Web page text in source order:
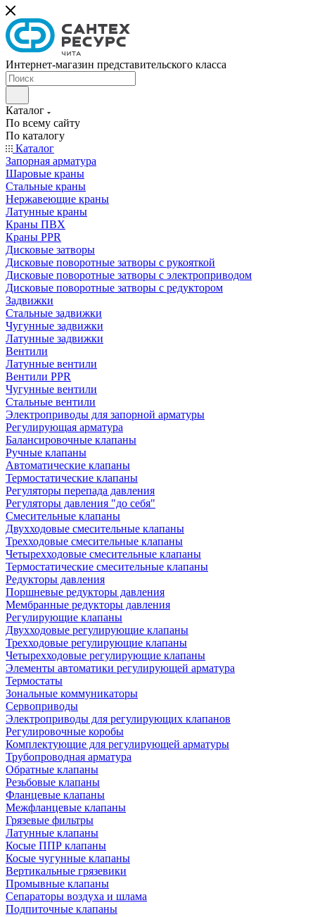
Интернет-магазин представительского класса
Каталог
По всему сайту
По каталогу
Каталог
Запорная арматура
Шаровые краны
Стальные краны
Нержавеющие краны
Латунные краны
Краны ПВХ
Краны PPR
Дисковые затворы
Дисковые поворотные затворы с рукояткой
Дисковые поворотные затворы с электроприводом
Дисковые поворотные затворы с редуктором
Задвижки
Стальные задвижки
Чугунные задвижки
Латунные задвижки
Вентили
Латунные вентили
Вентили PPR
Чугунные вентили
Стальные вентили
Электроприводы для запорной арматуры
Регулирующая арматура
Балансировочные клапаны
Ручные клапаны
Автоматические клапаны
Термостатические клапаны
Регуляторы перепада давления
Регуляторы давления "до себя"
Смесительные клапаны
Двухходовые смесительные клапаны
Трехходовые смесительные клапаны
Четырехходовые смесительные клапаны
Термостатические смесительные клапаны
Редукторы давления
Поршневые редукторы давления
Мембранные редукторы давления
Регулирующие клапаны
Двухходовые регулирующие клапаны
Трехходовые регулирующие клапаны
Четырехходовые регулирующие клапаны
Элементы автоматики регулирующей арматура
Термостаты
Зональные коммуникаторы
Сервоприводы
Электроприводы для регулирующих клапанов
Регулировочные коробы
Комплектующие для регулирующей арматуры
Трубопроводная арматура
Обратные клапаны
Резьбовые клапаны
Фланцевые клапаны
Межфланцевые клапаны
Грязевые фильтры
Латунные клапаны
Косые ППР клапаны
Косые чугунные клапаны
Вертикальные грязевики
Промывные клапаны
Сепараторы воздуха и шлама
Подпиточные клапаны